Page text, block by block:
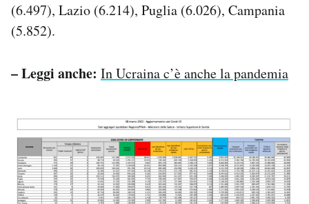
(6.497), Lazio (6.214), Puglia (6.026), Campania
(5.852).
– Leggi anche: In Ucraina c’è anche la pandemia